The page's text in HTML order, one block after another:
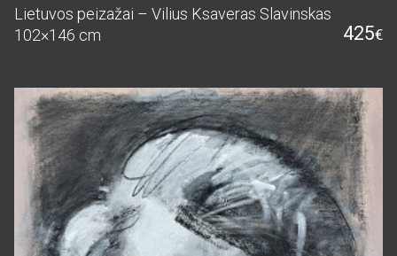
Lietuvos peizažai – Vilius Ksaveras Slavinskas
102×146 cm
425€